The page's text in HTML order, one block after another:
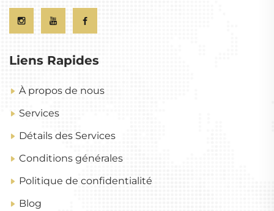
Liens Rapides
À propos de nous
Services
Détails des Services
Conditions générales
Politique de confidentialité
Blog